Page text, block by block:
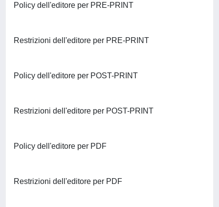
Policy dell'editore per PRE-PRINT
Restrizioni dell'editore per PRE-PRINT
Policy dell'editore per POST-PRINT
Restrizioni dell'editore per POST-PRINT
Policy dell'editore per PDF
Restrizioni dell'editore per PDF